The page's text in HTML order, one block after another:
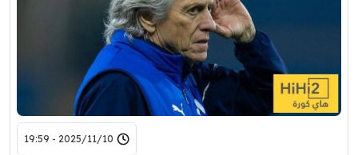
2025/11/10 - 19:59